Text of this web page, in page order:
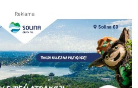
Reklama